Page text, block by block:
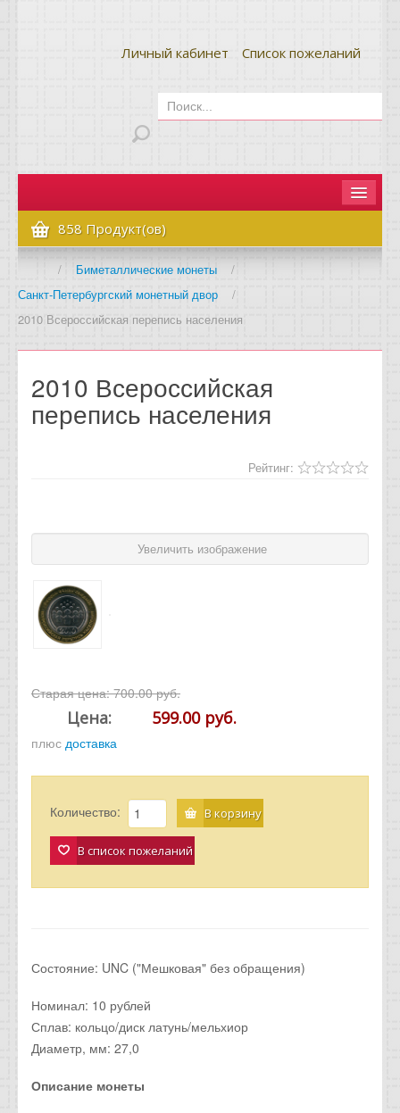
Личный кабинет Список пожеланий
Главная
Как сделать заказ
Оплата и доставка
Отзывы
858 Продукт(ов)
/ Биметаллические монеты
/
Санкт-Петербургский монетный двор
/
2010 Всероссийская перепись населения
2010 Всероссийская
перепись населения
Рейтинг:
Увеличить изображение
Старая цена:700.00 руб.
Цена: 599.00 руб.
плюс доставка
Количество: В корзину
В список пожеланий
Состояние: UNC ("Мешковая" без обращения)
Номинал: 10 рублей
Сплав: кольцо/диск латунь/мельхиор
Диаметр, мм: 27,0
Описание монеты